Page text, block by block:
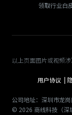
领取行业白
以上页面图片或视频
用户协议 |
公司地址：深圳市龙
© 2026 商线科技（深